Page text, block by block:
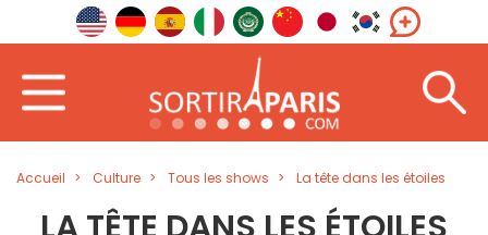
Accueil Culture Tous les shows La tête dans les étoiles